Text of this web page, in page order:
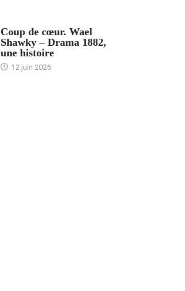
Coup de cœur. Wael
Shawky – Drama 1882,
une histoire
12 juin 2026